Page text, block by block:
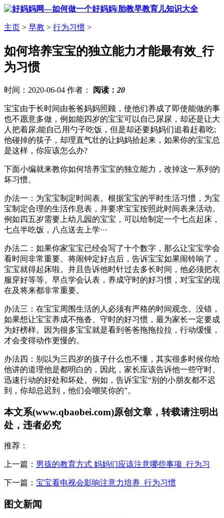
主页 > 早教 > 行为习惯 >
如何培养宝宝的独立能力才能最有效_行
为习惯
时间：2020-06-04 作者： 阅读： 20
宝宝由于长时间由爸爸妈妈照顾，使他们养成了即使能做的事
也不愿意多做，例如能四岁的宝宝可以自己尿尿，却还是让大
人把着尿;能自己用勺子吃饭，但是却还要妈妈们追着赶着吃;
他碰掉的筷子，却理直气壮的让妈妈拾起来，如果你的宝宝总
是这样，你应该怎么办?
下面小编就来教你如何培养宝宝的独立能力，改掉这一系列的
坏习惯。
办法一：为宝宝制定时间表。根据宝宝的平时生活习惯，为宝
宝制定合理的生活作息表，并要求宝宝按照此时间表来活动。
例如四五岁需要上幼儿园的宝宝，可以给制定一个七点起床，
七点半吃饭，八点送去上学···
办法二：如果你家宝宝已经会写了十个数字，那么让宝宝学会
看时间非常重要。将闹钟定好点后，告诉宝宝如果闹铃响了，
宝宝就得起床啦。并且告诉他时针过去多长时间，他必须把衣
服穿好等等。早点学会认表，养成守时的好习惯，对宝宝的现
在及将来都非常重要。
办法三：在宝宝周围生活的人必须有严格的时间观念。没错，
如果想让宝宝养成不拖沓、守时的好习惯，最为家长一定要成
为好榜样。因为很多宝宝就是看到爸爸拖拖拉拉，行动缓慢，
才会变得动作更慢的。
办法四：别以为三四岁的孩子什么也不懂，其实很多时候你给
他讲的道理他是都明白的，因此，家长应该告诉他一些守时、
迅速行动的好处和坏处。例如，告诉宝宝“别的小朋友都不迟
到，你却总迟到，他们会嘲笑你的”。
本文系(www.qbaobei.com)原创文章，转载请注明出
处，违者必究
推荐：
上一篇： 男孩的教育方式 妈妈们应该注意哪些事项_行为习
下一篇： 宝宝看电视会影响注意力培养_行为习惯
图文新闻